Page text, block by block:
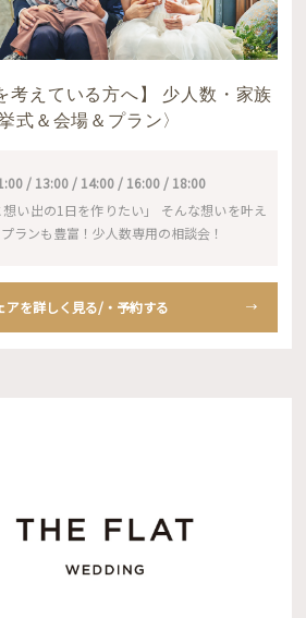
考えている方へ】 少人数・家族
式＆会場＆プラン〉
/ 13:00 / 14:00 / 16:00 / 18:00
想い出の1日を作りたい」 そんな想いを叶え
ランも豊富！少人数専用の相談会！
アを詳しく見る/・予約する